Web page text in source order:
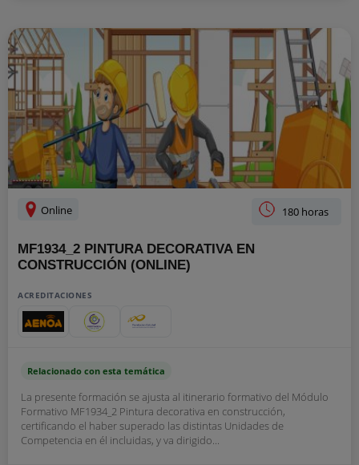
Online 180 horas
MF1934_2 PINTURA DECORATIVA EN
CONSTRUCCIÓN (ONLINE)
ACREDITACIONES
Relacionado con esta temática
La presente formación se ajusta al itinerario formativo del Módulo
Formativo MF1934_2 Pintura decorativa en construcción,
certificando el haber superado las distintas Unidades de
Competencia en él incluidas, y va dirigido...